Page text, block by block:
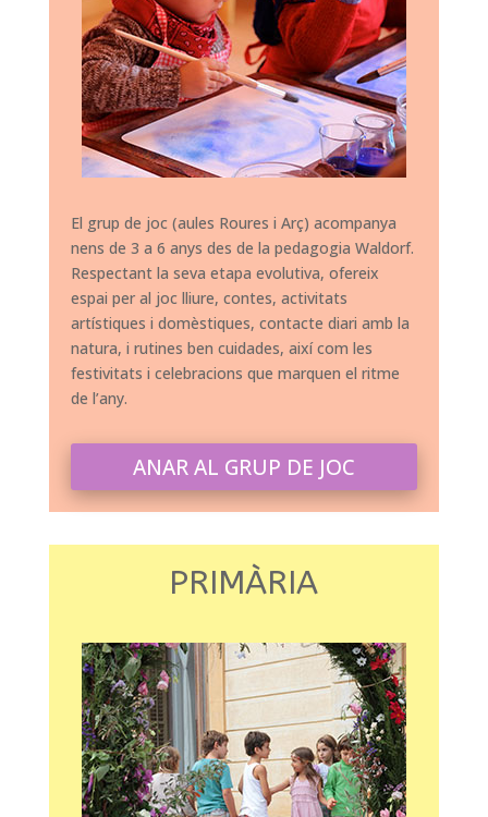
El grup de joc (aules Roures i Arç) acompanya
nens de 3 a 6 anys des de la pedagogia Waldorf.
Respectant la seva etapa evolutiva, ofereix
espai per al joc lliure, contes, activitats
artístiques i domèstiques, contacte diari amb la
natura, i rutines ben cuidades, així com les
festivitats i celebracions que marquen el ritme
de l’any.
ANAR AL GRUP DE JOC
PRIMÀRIA